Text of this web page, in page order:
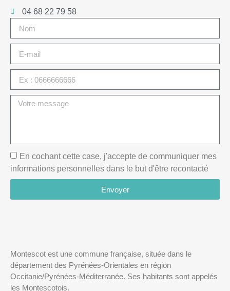
04 68 22 79 58
En cochant cette case, j'accepte de communiquer mes
informations personnelles dans le but d'être recontacté
Envoyer
Montescot est une commune française, située dans le
département des Pyrénées-Orientales en région
Occitanie/Pyrénées-Méditerranée. Ses habitants sont appelés
les Montescotois.